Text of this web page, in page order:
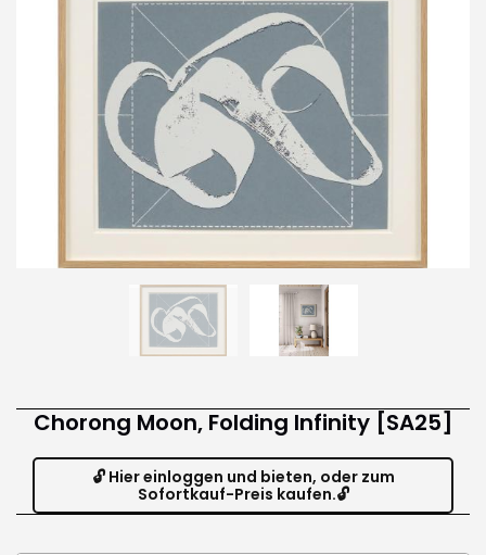
Chorong Moon, Folding Infinity [SA25]
🔓 Hier einloggen und bieten, oder zum
Sofortkauf-Preis kaufen.🔓